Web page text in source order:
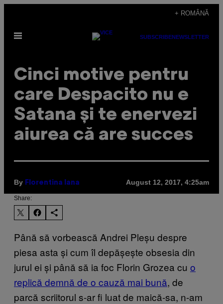
content
+ ROMÂNĂ
Open
SUBSCRIBENEWSLETTER
Cinci motive pentru
care Despacito nu e
Satana și te enervezi
aiurea că are succes
By Florentina Iana August 12, 2017, 4:25am
Share:
Până să vorbească Andrei Pleșu despre
piesa asta și cum îl depășește obsesia din
jurul ei și până să ia foc Florin Grozea cu o
replică demnă de o cauză mai bună, de
parcă scriitorul s-ar fi luat de maică-sa, n-am